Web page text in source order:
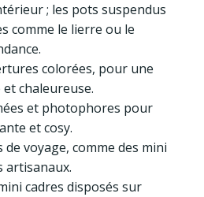
; les pots suspendus
comme le lierre ou le
colorées, pour une
chaleureuse.
et photophores pour
et cosy.
voyage, comme des mini
artisanaux.
cadres disposés sur